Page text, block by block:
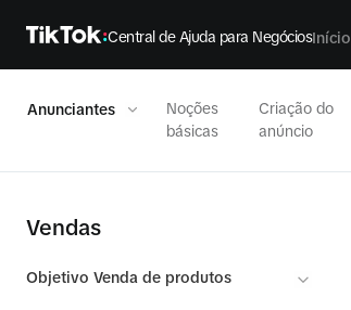
Central de Ajuda para NegóciosInício
Anunciantes
Noções
básicas
Criação do
anúncio
Vendas
Objetivo Venda de produtos